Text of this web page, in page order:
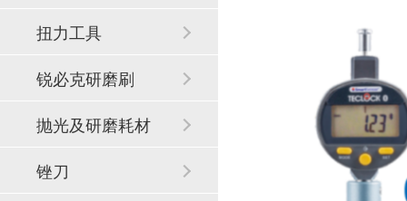
扭力工具
锐必克研磨刷
抛光及研磨耗材
锉刀